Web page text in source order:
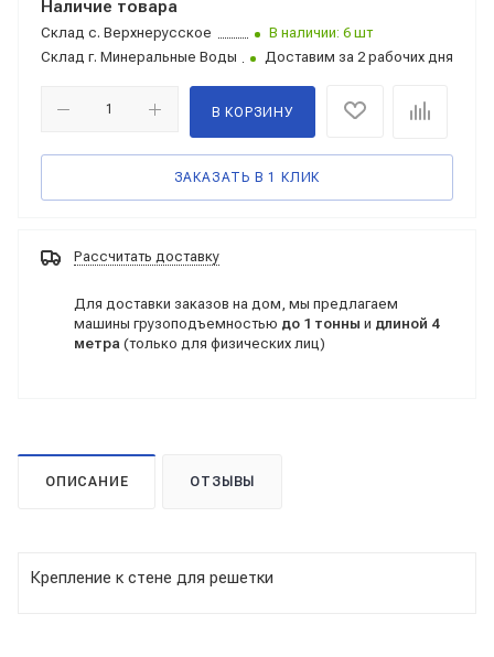
Наличие товара
Склад с. Верхнерусское
В наличии: 6 шт
Склад г. Минеральные Воды Доставим за 2 рабочих дня
В КОРЗИНУ
ЗАКАЗАТЬ В 1 КЛИК
Рассчитать доставку
Для доставки заказов на дом, мы предлагаем
машины грузоподъемностью до 1 тонны и длиной 4
метра (только для физических лиц)
ОПИСАНИЕ ОТЗЫВЫ
Крепление к стене для решетки